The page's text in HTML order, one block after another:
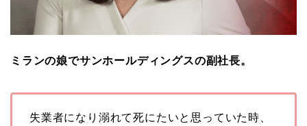
ミランの娘でサンホールディングスの副社長。
失業者になり溺れて死にたいと思っていた時、